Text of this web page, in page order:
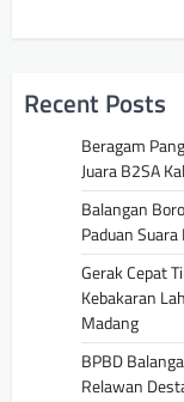
Recent Posts
Beragam
Juara B2SA
Balangan
Paduan Suara
Gerak Cepat
Kebakaran
Madang
BPBD
Relawan